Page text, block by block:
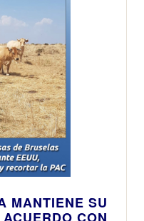
MANTIENE SU
CON